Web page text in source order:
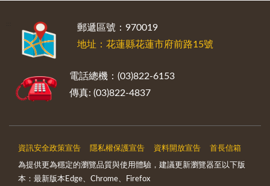
郵遞區號：970019
地址：花蓮縣花蓮市府前路15號
電話總機：(03)822-6153
傳真: (03)822-4837
資訊安全政策宣告 隱私權保護宣告 資料開放宣告 首長信箱
為提供更為穩定的瀏覽品質與使用體驗，建議更新瀏覽器至以下版
本：最新版本Edge、Chrome、Firefox